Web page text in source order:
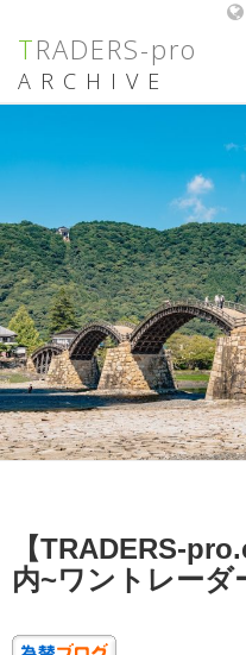
TRADERS-pro
ARCHIVE
テ
へ
ス
キ
ッ
プ
日:
【TRADERS-
内~ワントレーダ